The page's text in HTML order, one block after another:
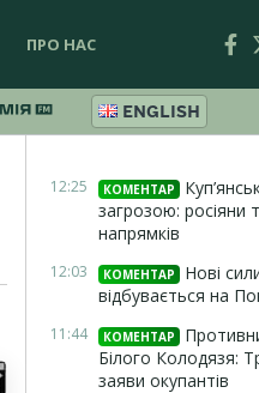
ПРО НАС
ENGLISH
12:25 КОМЕНТАР
загрозою: росіяни
напрямків
12:03 КОМЕНТАР
Нові
відбувається на
11:44 КОМЕНТАР
Білого Колодязя:
заяви окупантів